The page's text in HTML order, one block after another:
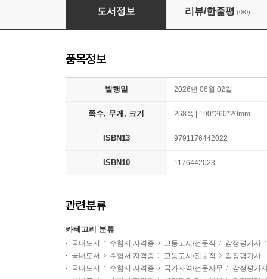
2027 해커스 감정평가사 이성준 감정평가실무
도서정보 리뷰/한줄평 (0/0)
품목정보
발행일 2026년 06월 02일
쪽수, 무게, 크기 268쪽 | 190*260*20mm
ISBN13 9791176442022
ISBN10 1176442023
관련분류
카테고리 분류
국내도서 수험서 자격증 고등고시/전문직
감정평가사
국내도서
수험서 자격증 고등고시/전문직
감정평가사
국내도서
수험서 자격증 국가자격/전문사무
감정평가